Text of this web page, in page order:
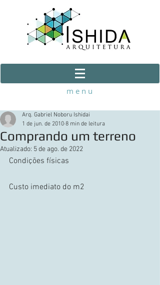
m e n u
Comprando um terreno
Arq. Gabriel Noboru Ishidai
1 de jun. de 2010 8 min de leitura
Atualizado: 5 de ago. de 2022
Condições físicas
Custo imediato do m2